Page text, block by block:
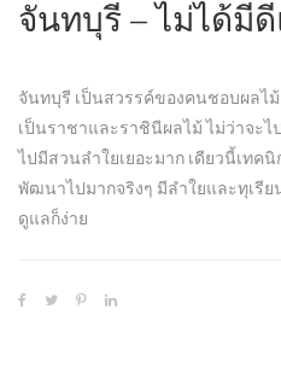
จันทบุรี – ไม่ได้มี
จันทบุรี เป็นสวรรค์ของคนชอบผลไ
เป็นราชาและราชินีผลไม้ ไม่ว่าจะ
ไปมีสวนลำใยเยอะมาก เดียวนี้เทค
พัฒนาไปมากจริงๆ มีลำใยและทุเรีย
ดูแลก็ง่าย